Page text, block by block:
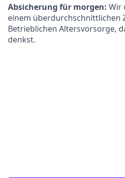
Absicherung für morgen: Wir
einem überdurchschnittlichen
Betrieblichen Altersvorsorge,
denkst.